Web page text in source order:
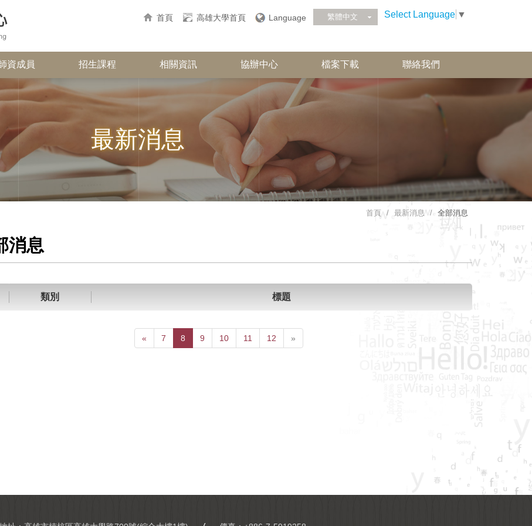
首頁 高雄大學首頁 Language 繁體中文 Select Language ▼
資成員 招生課程 相關資訊 協辦中心 檔案下載 聯絡我們
最新消息
首頁 最新消息 全部消息
消息
類別 標題
« 7 8 9 10 11 12 »